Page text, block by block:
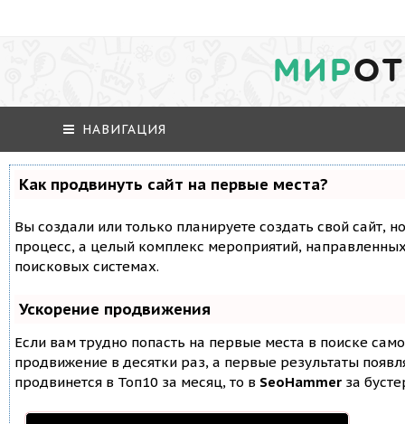
МИР
НАВИГАЦИЯ
Как продвинуть сайт на первые места?
Вы создали или только планируете создать свой сайт,
процесс, а целый комплекс мероприятий,
поисковых системах.
Ускорение продвижения
Если вам трудно попасть на первые места в поиске
продвижение в десятки раз, а первые результаты
продвинется в Топ10 за месяц, то в SeoHammer за